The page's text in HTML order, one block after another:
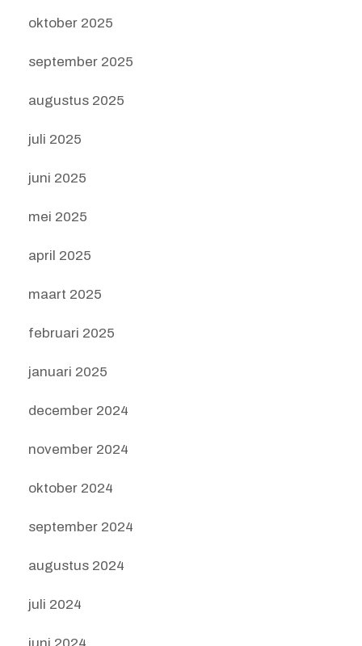
oktober 2025
september 2025
augustus 2025
juli 2025
juni 2025
mei 2025
april 2025
maart 2025
februari 2025
januari 2025
december 2024
november 2024
oktober 2024
september 2024
augustus 2024
juli 2024